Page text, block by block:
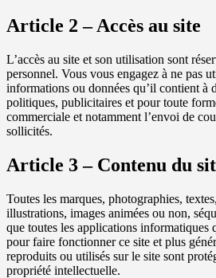
Article 2 – Accès au site
L’accès au site et son utilisation sont
personnel. Vous vous engagez à ne pas
informations ou données qu’il contient à
politiques, publicitaires et pour toute
commerciale et notamment l’envoi de
sollicités.
Article 3 – Contenu du
Toutes les marques, photographies,
illustrations, images animées ou non,
que toutes les applications informatiques
pour faire fonctionner ce site et plus
reproduits ou utilisés sur le site sont
propriété intellectuelle.